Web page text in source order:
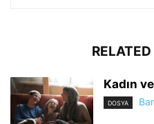
Kadın
DOSYA